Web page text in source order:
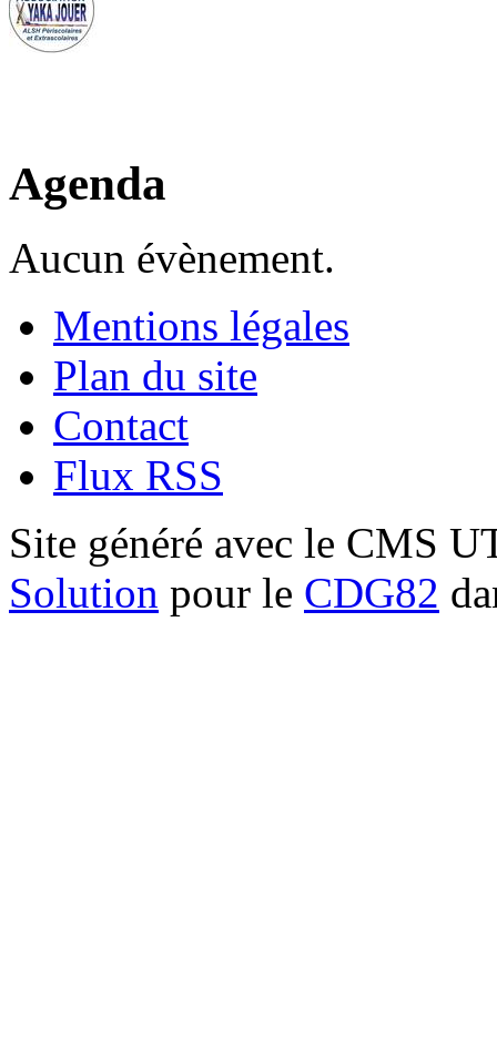
Agenda
Aucun évènement.
Mentions légales
Plan du site
Contact
Flux RSS
Site généré avec le CMS
Solution pour le CDG82